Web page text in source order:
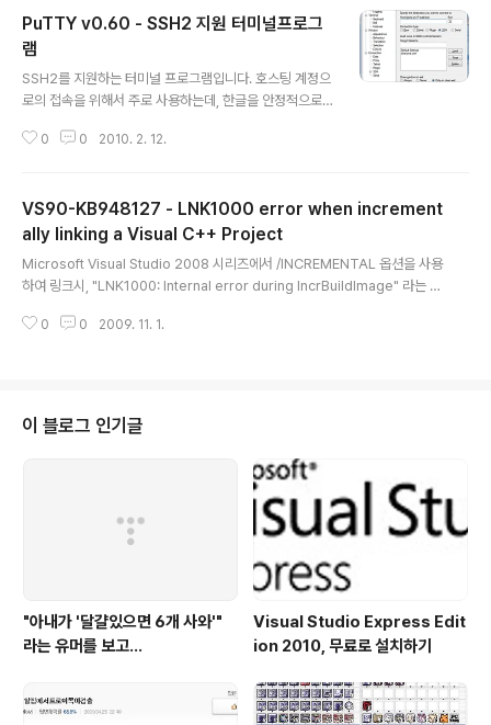
PuTTY v0.60 - SSH2 지원 터미널프로그
램
SSH2를 지원하는 터미널 프로그램입니다. 호스팅 계정으
로의 접속을 위해서 주로 사용하는데, 한글을 안정적으로
않네요. 별도의 설치작업없이 실행파일 한개로만 존재합니
0 0 2010. 2. 12.
VS90-KB948127 - LNK1000 error when increment
ally linking a Visual C++ Project
Microsoft Visual Studio 2008 시리즈에서 /INCREMENTAL 옵션을 사용
하여 링크시, "LNK1000: Internal error during IncrBuildImage" 라는 에
은 에러메시지와 함께 레지스터 값들이 Output Window에 출력되면서 링크
tudio 98을 쓸때에는 링크하다가 아예 멈춰서 종료도 안되고 진행도 안되는 버
그도 있었거든요. 그럴땐 ..
0 0 2009. 11. 1.
이 블로그 인기글
"아내가 '달걀있으면 6개 사와'"
라는 유머를 보고...
Visual Studio Express Edit
ion 2010, 무료로 설치하기